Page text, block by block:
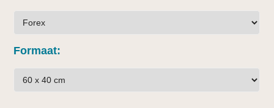
Formaat